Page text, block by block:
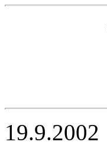
19.9.2002